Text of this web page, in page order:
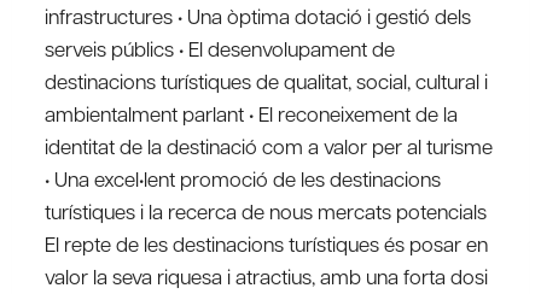
infrastructures • Una òptima dotació i gestió dels
serveis públics • El desenvolupament de
destinacions turístiques de qualitat, social, cultural i
ambientalment parlant • El reconeixement de la
identitat de la destinació com a valor per al turisme
• Una excel•lent promoció de les destinacions
turístiques i la recerca de nous mercats potencials
El repte de les destinacions turístiques és posar en
valor la seva riquesa i atractius, amb una forta dosi